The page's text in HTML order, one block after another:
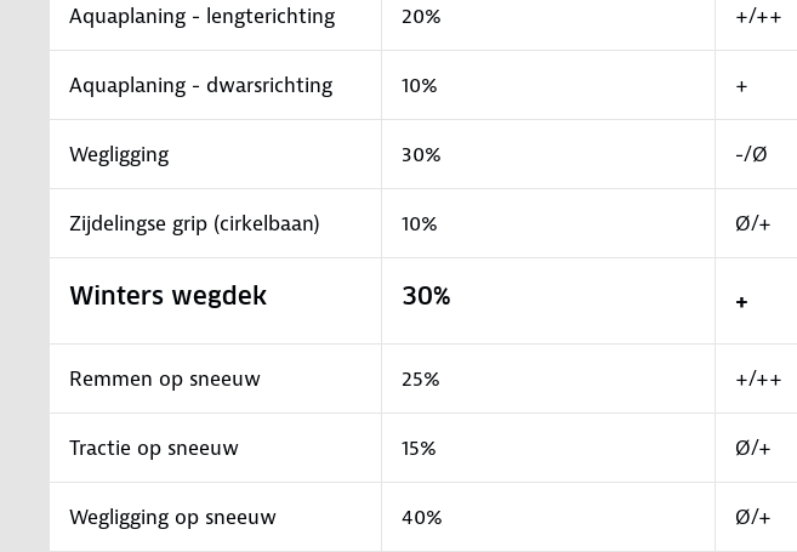
Aquaplaning - lengterichting 20% +/++
Aquaplaning - dwarsrichting 10% +
Wegligging 30% -/Ø
Zijdelingse grip (cirkelbaan) 10% Ø/+
Winters wegdek 30% +
Remmen op sneeuw 25% +/++
Tractie op sneeuw 15% Ø/+
Wegligging op sneeuw 40% Ø/+